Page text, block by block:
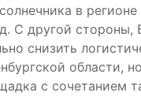
в
С другой стороны,
снизить
области,
с сочетанием